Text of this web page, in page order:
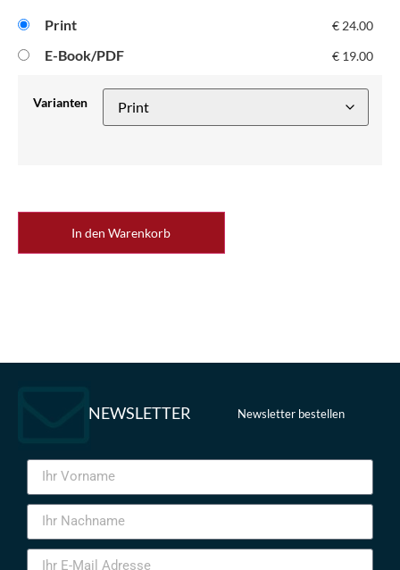
Print € 24.00
E-Book/PDF € 19.00
Varianten
In den Warenkorb
NEWSLETTER Newsletter bestellen